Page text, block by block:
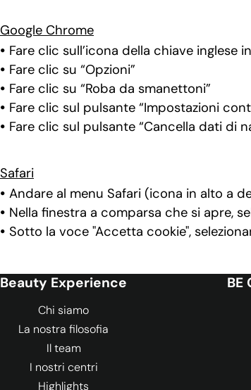
Google Chrome
Fare clic sull’icona della chiave inglese
Fare clic su “Opzioni”
Fare clic su “Roba da smanettoni”
Fare clic sul pulsante “Impostazioni
Fare clic sul pulsante “Cancella dati di
Safari
Andare al menu Safari (icona in alto a
Nella finestra a comparsa che si apre,
Sotto la voce "Accetta cookie",
Beauty Experience
Chi siamo
La nostra filosofia
Il team
I nostri centri
Highlights
BE